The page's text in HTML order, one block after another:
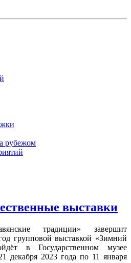
рубежом
выставки
традиции» завершит
групповой выставкой «Зимний
в Государственном музее
декабря 2023 года по 11 января